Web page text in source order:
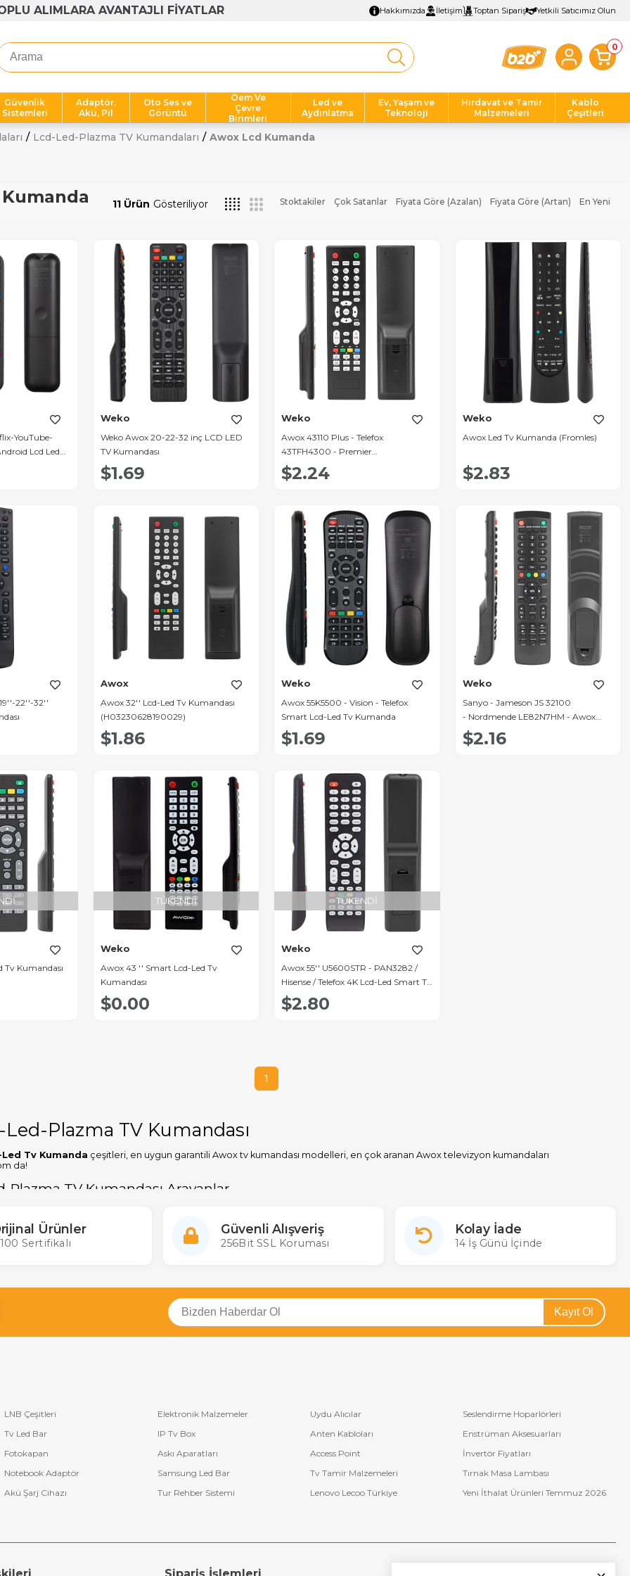
ALIMLARA AVANTAJLI FİYATLAR Hakkımızda İletişim Toptan Sipariş Yetkili Satıcımız Olun
0
Güvenlik
Sistemleri
Adaptör,
Akü, Pil
Oto Ses ve
Görüntü
Oem Ve
Çevre
Birimleri
Led ve
Aydınlatma
Ev, Yaşam ve
Teknoloji
Hırdavat ve Tamir
Malzemeleri
Kablo
Çeşitleri
Lcd-Led-Plazma TV Kumandaları Awox Lcd Kumanda
En Yeni
Fiyata Göre (Artan)
Fiyata Göre (Azalan)
Çok Satanlar
Stoktakiler
11 Ürün
YouTube-
Lcd Led
Weko
Weko Awox 20-22-32 inç LCD LED
TV Kumandası
$1.69
Weko
Awox 43110 Plus - Telefox
43TFH4300 - Premier
H03230628190028 Lcd Led Tv
Kumanda
$2.24
Weko
Awox Led Tv Kumanda (Fromles)
$2.83
22''-32''
Awox
Awox 32'' Lcd-Led Tv Kumandası
(H03230628190029)
$1.86
Weko
Awox 55K5500 - Vision - Telefox
Smart Lcd-Led Tv Kumanda
$1.69
Weko
Sanyo - Jameson JS 32100
- Nordmende LE82N7HM - Awox
40102 20" 22'' 32'' Lcd Tv
Kumandası
$2.16
Tv Kumandası
TÜKENDI
Weko
Awox 43 '' Smart Lcd-Led Tv
Kumandası
$0.00
TÜKENDI
Weko
Awox 55'' U5600STR - PAN3282 /
Hisense / Telefox 4K Lcd-Led Smart Tv
Kumandası
$2.80
1
Plazma TV Kumandası
Tv Kumanda çeşitleri, en uygun garantili Awox tv kumandası modelleri, en çok aranan Awox televizyon kumandaları
da!
Plazma TV Kumandası Arayanlar
bulabilir en uygun
Awox lcd-led tv kumanda fiyatı
garantisiyle kargo ücretsiz satın alabilirsiniz. Sitemizde gerçek stok aynı gün
ve Perakende tüm lcd-led-plazma tv kumandalarına ulaşabilirsiniz. Kumandası çok sorulan bazı Awox tv modelleri: Awox 10962, 17255,
Ürünler
Sertifikalı
Güvenli Alışveriş
256Bit SSL Koruması
Kolay İade
14 İş Günü İçinde
Kayıt Ol
LNB Çeşitleri Elektronik Malzemeler Uydu Alıcılar
Seslendirme Hoparlörleri
Tv Led Bar IP Tv Box Anten Kabloları
Enstrüman Aksesuarları
Fotokapan Askı Aparatları Access Point
İnvertör Fiyatları
Notebook Adaptör Samsung Led Bar Tv Tamir Malzemeleri
Tırnak Masa Lambası
Akü Şarj Cihazı Tur Rehber Sistemi Lenovo Lecoo Türkiye Yeni İthalat Ürünleri Temmuz 2026
Sipariş İşlemleri